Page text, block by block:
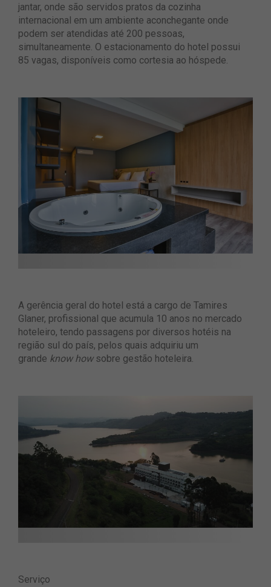
jantar, onde são servidos pratos da cozinha
internacional em um ambiente aconchegante onde
podem ser atendidas até 200 pessoas,
simultaneamente. O estacionamento do hotel possui
85 vagas, disponíveis como cortesia ao hóspede.
A gerência geral do hotel está a cargo de Tamires
Glaner, profissional que acumula 10 anos no mercado
hoteleiro, tendo passagens por diversos hotéis na
região sul do país, pelos quais adquiriu um
grande know howsobre gestão hoteleira.
Serviço